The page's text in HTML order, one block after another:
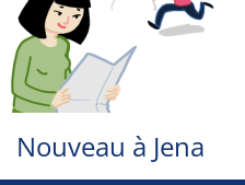
Nouveau à Jena